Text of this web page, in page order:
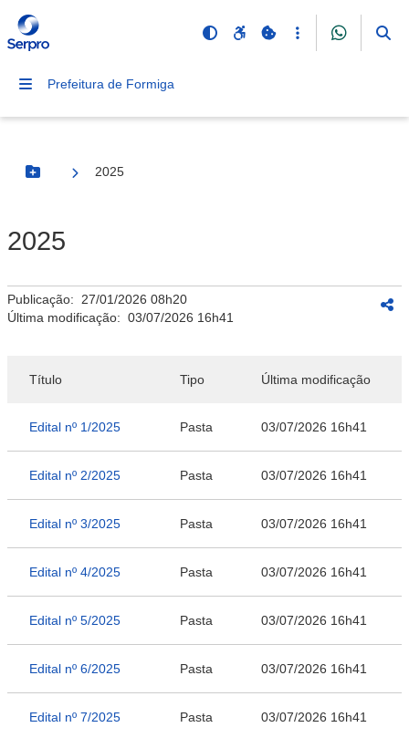
Prefeitura de Formiga
Botão Menu
2025
2025
Publicação: 27/01/2026 08h20
Última modificação: 03/07/2026 16h41
Título Tipo Última modificação
Edital nº 1/2025 Pasta 03/07/2026 16h41
Edital nº 2/2025 Pasta 03/07/2026 16h41
Edital nº 3/2025 Pasta 03/07/2026 16h41
Edital nº 4/2025 Pasta 03/07/2026 16h41
Edital nº 5/2025 Pasta 03/07/2026 16h41
Edital nº 6/2025 Pasta 03/07/2026 16h41
Edital nº 7/2025 Pasta 03/07/2026 16h41